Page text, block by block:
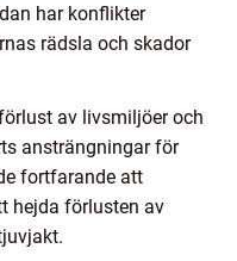
har konflikter
rädsla och skador
av livsmiljöer och
ansträngningar för
fortfarande att
hejda förlusten av